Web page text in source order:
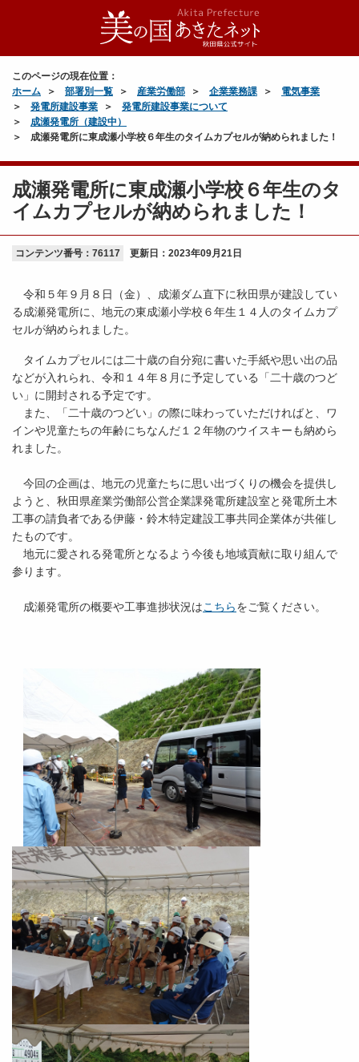
このページの現在位置：
ホーム
部署別一覧 産業労働部 企業業務課
電気事業
発電所建設事業
発電所建設事業について
成瀬発電所（建設中）
成瀬発電所に東成瀬小学校６年生のタイムカプセルが納められました！
成瀬発電所に東成瀬小学校６年生のタ
イムカプセルが納められました！
コンテンツ番号：76117 更新日： 2023年09月21日
令和５年９月８日（金）、成瀬ダム直下に秋田県が建設してい
る成瀬発電所に、地元の東成瀬小学校６年生１４人のタイムカプ
セルが納められました。
タイムカプセルには二十歳の自分宛に書いた手紙や思い出の品
などが入れられ、令和１４年８月に予定している「二十歳のつど
い」に開封される予定です。
また、「二十歳のつどい」の際に味わっていただければと、ワ
インや児童たちの年齢にちなんだ１２年物のウイスキーも納めら
れました。
今回の企画は、地元の児童たちに思い出づくりの機会を提供し
ようと、秋田県産業労働部公営企業課発電所建設室と発電所土木
工事の請負者である伊藤・鈴木特定建設工事共同企業体が共催し
たものです。
地元に愛される発電所となるよう今後も地域貢献に取り組んで
参ります。
成瀬発電所の概要や工事進捗状況はこちらをご覧ください。